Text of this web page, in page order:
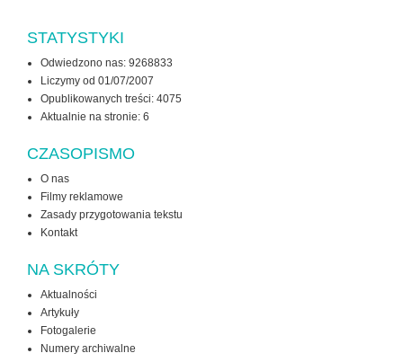
STATYSTYKI
Odwiedzono nas: 9268833
Liczymy od 01/07/2007
Opublikowanych treści: 4075
Aktualnie na stronie: 6
CZASOPISMO
O nas
Filmy reklamowe
Zasady przygotowania tekstu
Kontakt
NA SKRÓTY
Aktualności
Artykuły
Fotogalerie
Numery archiwalne